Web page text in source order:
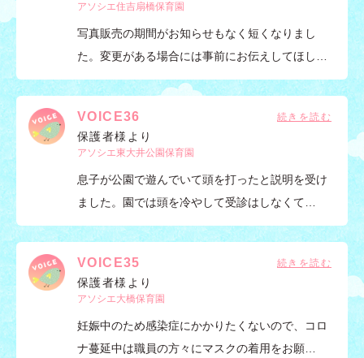
アソシエ住吉扇橋保育園
写真販売の期間がお知らせもなく短くなりまし
た。変更がある場合には事前にお伝えしてほし…
VOICE36
保護者様より
アソシエ東大井公園保育園
息子が公園で遊んでいて頭を打ったと説明を受け
ました。園では頭を冷やして受診はしなくて…
VOICE35
保護者様より
アソシエ大橋保育園
妊娠中のため感染症にかかりたくないので、コロ
ナ蔓延中は職員の方々にマスクの着用をお願…